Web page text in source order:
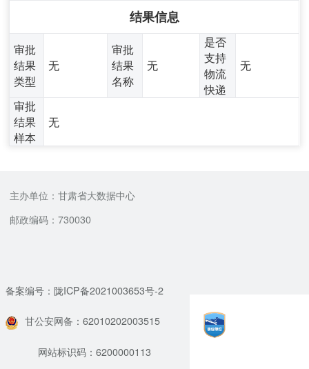
结果信息
审批
结果
类型
无
审批
结果
名称
无
是否
支持
物流
快递
无
审批
结果
样本
无
主办单位：甘肃省大数据中心
邮政编码：730030
备案编号：陇ICP备2021003653号-2
甘公安网备：62010202003515
网站标识码：6200000113